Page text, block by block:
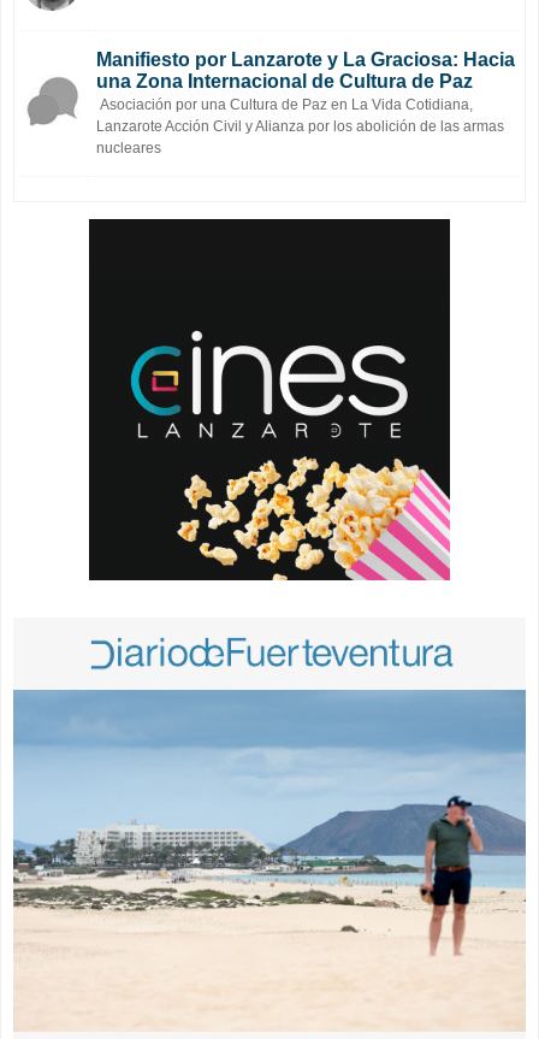
Manifiesto por Lanzarote y La Graciosa: Hacia
una Zona Internacional de Cultura de Paz
Asociación por una Cultura de Paz en La Vida Cotidiana,
Lanzarote Acción Civil y Alianza por los abolición de las armas
nucleares